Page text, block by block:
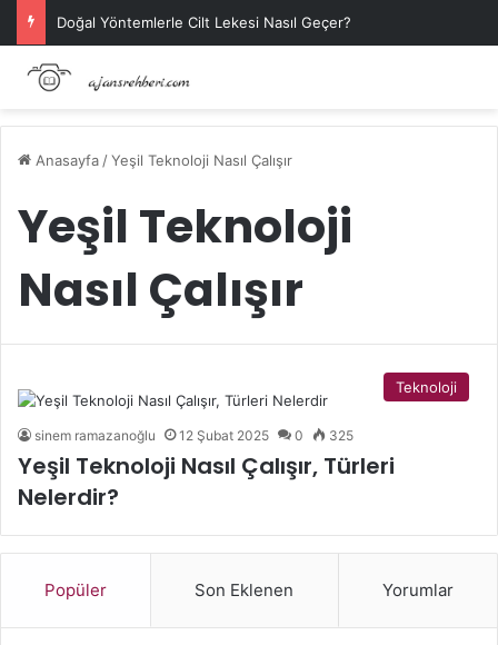
Doğal Yöntemlerle Cilt Lekesi Nasıl Geçer?
Anasayfa /Yeşil Teknoloji Nasıl Çalışır
Yeşil Teknoloji
Nasıl Çalışır
Teknoloji
sinem ramazanoğlu 12 Şubat 2025 0 325
Yeşil Teknoloji Nasıl Çalışır, Türleri
Nelerdir?
Popüler Son Eklenen Yorumlar